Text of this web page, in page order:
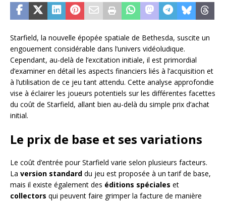
Starfield, la nouvelle épopée spatiale de Bethesda, suscite un
engouement considérable dans l’univers vidéoludique.
Cependant, au-delà de l’excitation initiale, il est primordial
d’examiner en détail les aspects financiers liés à l’acquisition et
à l’utilisation de ce jeu tant attendu. Cette analyse approfondie
vise à éclairer les joueurs potentiels sur les différentes facettes
du coût de Starfield, allant bien au-delà du simple prix d’achat
initial.
Le prix de base et ses variations
Le coût d’entrée pour Starfield varie selon plusieurs facteurs.
La version standard du jeu est proposée à un tarif de base,
mais il existe également des éditions spéciales et
collectors qui peuvent faire grimper la facture de manière